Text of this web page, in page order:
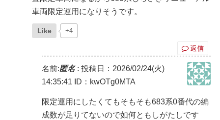
車両限定運用になりそうです。
Like +4
返信
名前:匿名: 投稿日：2026/02/24(火)
14:35:41 ID：kwOTg0MTA
限定運用にしたくてもそもそも683系0番代の編
成数が足りてないので如何ともしがたしです